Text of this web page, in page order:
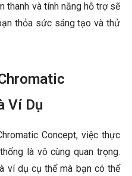
thanh và tính năng hỗ trợ sẽ
thỏa sức sáng tạo và thử
Ví Dụ
Concept, việc thực
là vô cùng quan trọng.
ví dụ cụ thể mà bạn có thể